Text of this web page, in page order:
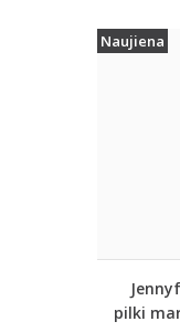
Naujiena
pilki